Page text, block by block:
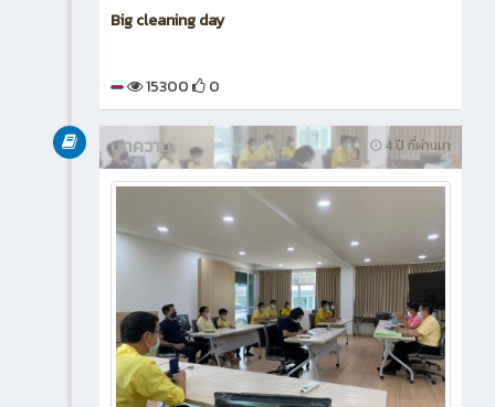
Big cleaning day
15300 0
4 ปี ที่ผ่านมา
บทความ